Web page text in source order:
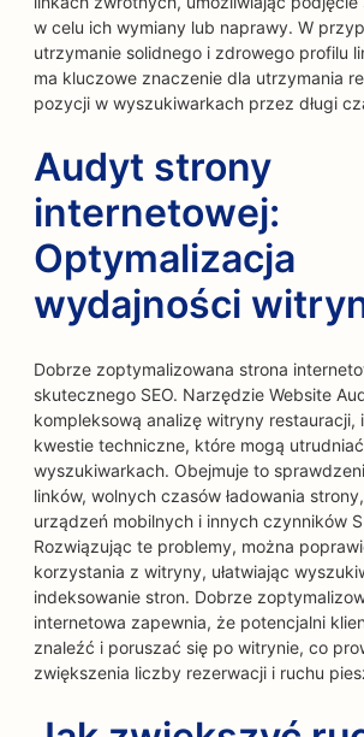
w celu ich wymiany lub naprawy. W
utrzymanie solidnego i zdrowego profilu
ma kluczowe znaczenie dla utrzymania
pozycji w wyszukiwarkach przez długi
Audyt strony
internetowej:
Optymalizacja
wydajności
Dobrze zoptymalizowana strona
skutecznego SEO. Narzędzie Website
kompleksową analizę witryny restauracji,
kwestie techniczne, które mogą
wyszukiwarkach. Obejmuje to
linków, wolnych czasów ładowania
urządzeń mobilnych i innych czynników
Rozwiązując te problemy, można
korzystania z witryny, ułatwiając
indeksowanie stron. Dobrze
internetowa zapewnia, że potencjalni
znaleźć i poruszać się po witrynie, co
zwiększenia liczby rezerwacji i ruchu